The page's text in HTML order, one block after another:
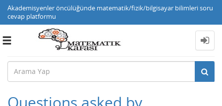
Akademisyenler öncülüğünde matematik/fizik/bilgisayar bilimleri soru
cevap platformu
Toggle